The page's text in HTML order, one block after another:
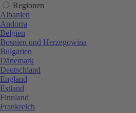
Regionen
Albanien
Andorra
Belgien
Bosnien und Herzegowina
Bulgarien
Dänemark
Deutschland
England
Estland
Finnland
Frankreich